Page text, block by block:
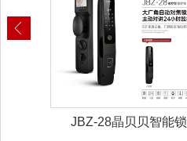
JBZ-28晶贝贝智能锁